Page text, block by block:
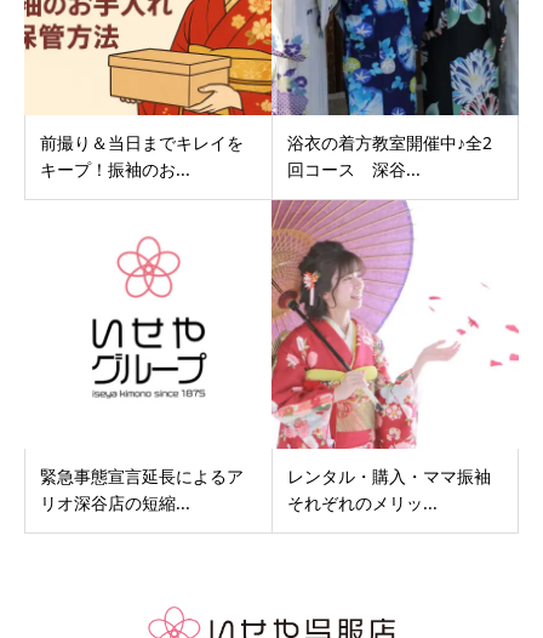
前撮り＆当日までキレイを
キープ！振袖のお...
浴衣の着方教室開催中♪全2
回コース 深谷...
緊急事態宣言延長によるア
リオ深谷店の短縮...
レンタル・購入・ママ振袖
それぞれのメリッ...